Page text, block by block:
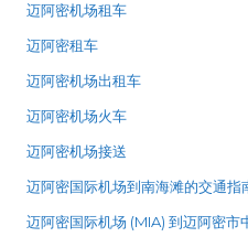
迈阿密机场租车
迈阿密租车
迈阿密机场出租车
迈阿密机场火车
迈阿密机场接送
迈阿密国际机场到南海滩的交通指
迈阿密国际机场 (MIA) 到迈阿密